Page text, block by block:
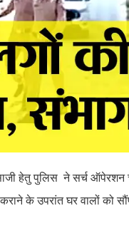
हेतु पुलिस ने सर्च
के उपरांत घर वालों को